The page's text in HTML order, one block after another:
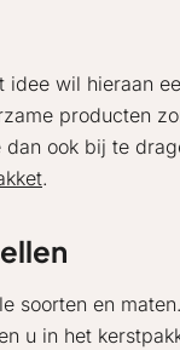
idee wil hieraan
producten
ook bij te
.
soorten en
u in het